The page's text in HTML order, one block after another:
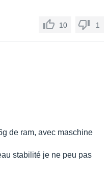
10 1
de ram, avec maschine
stabilité je ne peu pas